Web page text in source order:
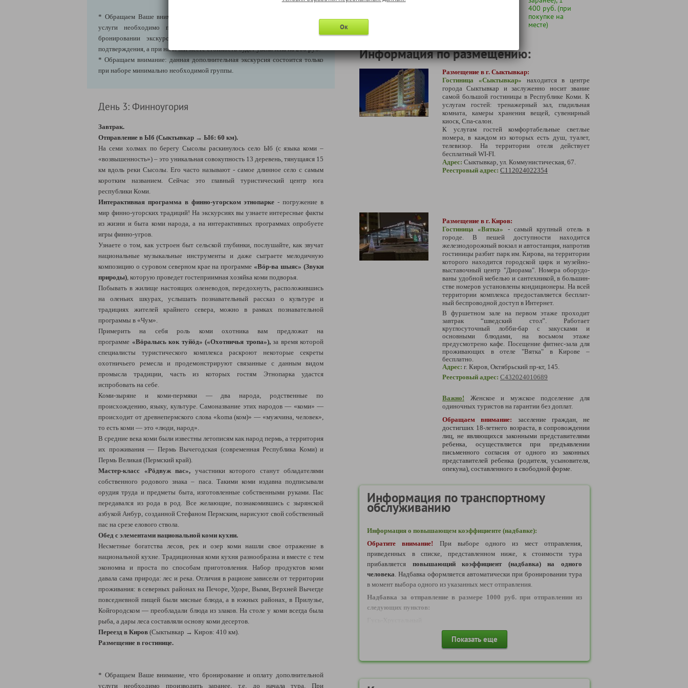
* Обращаем Ваше внимание, что бронирование и оплату дополнительной
услуги необходимо производить заранее, т.е. до начала тура. При
бронировании экскурсии на месте Туроператор не гарантирует её
подтверждения, а при наличии месте стоимость будет увеличена на 200 руб.
* Обращаем внимание: данная дополнительная экскурсия состоится только
при наборе минимально необходимой группы.
День 3: Финноугория
Завтрак.
Отправление в Ыб (Сыктывкар → Ыб: 60 км).
На семи холмах по берегу Сысолы раскинулось село Ыб (с языка коми –
«возвышенность») – это уникальная совокупность 13 деревень, тянущаяся 15
км вдоль реки Сысолы. Его часто называют - самое длинное село с самым
коротким названием. Сейчас это главный туристический центр юга
республики Коми.
Интерактивная программа в финно-угорском этнопарке- погружение в
мир финно-угорских традиций! На экскурсиях вы узнаете интересные факты
из жизни и быта коми народа, а на интерактивных программах опробуете
игры финно-угров.
Узнаете о том, как устроен быт сельской глубинки, послушайте, как звучат
национальные музыкальные инструменты и даже сыграете мелодичную
композицию о суровом северном крае на программе«Вӧр-ва шыяс» (Звуки
природы) , которую проведет гостеприимная хозяйка коми подворья.
Побывать в жилище настоящих оленеводов, передохнуть, расположившись
на оленьих шкурах, услышать познавательный рассказ о культуре и
традициях жителей крайнего севера, можно в рамках познавательной
программы в «Чум».
Примерить на себя роль коми охотника вам предложат на
программе «Вöралысь кок туйöд» («Охотничья тропа»),за время которой
специалисты туристического комплекса раскроют некоторые секреты
охотничьего ремесла и продемонстрируют связанные с данным видом
промысла традиции, часть из которых гостям Этнопарка удастся
испробовать на себе.
Коми-зыряне и коми-пермяки — два народа, родственные по
происхождению, языку, культуре. Самоназвание этих народов — «коми» —
происходит от древнепермского слова «koma (ком)» — «мужчина, человек»,
то есть коми — это «люди, народ».
В средние века коми были известны летописям как народ пермь, а территория
их проживания — Пермь Вычегодская (современная Республика Коми) и
Пермь Великая (Пермский край).
Мастер-класс «Рöдвуж пас», участники которого станут обладателями
собственного родового знака – паса. Такими коми издавна подписывали
орудия труда и предметы быта, изготовленные собственными руками. Пас
передавался из рода в род. Все желающие, познакомившись с зырянской
азбукой Анбур, созданной Стефаном Пермским, нарисуют свой собственный
пас на срезе елового ствола.
Обед с элементами национальной коми кухни.
Несметные богатства лесов, рек и озер коми нашли свое отражение в
национальной кухне. Традиционная коми кухня разнообразна и вместе с тем
экономна и проста по способам приготовления. Набор продуктов коми
давала сама природа: лес и река. Отличия в рационе зависели от территории
проживания: в северных районах на Печоре, Удоре, Выми, Верхней Вычегде
повседневной пищей были мясные блюда, а в южных районах, в Прилузье,
Койгородском — преобладали блюда из злаков. На столе у коми всегда была
рыба, а дары леса составляли основу коми десертов.
Переезд в Киров (Сыктывкар → Киров: 410 км).
Размещение в гостинице.
* Обращаем Ваше внимание, что бронирование и оплату дополнительной
услуги необходимо производить заранее, т.е. до начала тура. При
400 руб. (при
покупке на
месте)
Информация по размещению:
Размещение в г. Сыктывкар:
Гостиница «Сыктывкар»
находится в центре
города Сыктывкар и заслуженно носит звание
самой большой гостиницы в Республике Коми. К
услугам гостей: тренажерный зал, гладильная
комната, камеры хранения вещей, сувенирный
киоск, Спа-салон.
К услугам гостей комфортабельные светлые
номера, в каждом из которых есть душ, туалет,
телевизор. На территории отеля действует
бесплатный WI-FI.
Адрес: Сыктывкар, ул. Коммунистическая, 67.
Реестровый адрес: С112024022354
Размещение в г. Киров:
Гостиница «Вятка» - самый крупный отель в
городе. В пешей доступности находится
железнодорожный вокзал и автостанция, напротив
гостиницы разбит парк им. Кирова, на территории
которого находится городской цирк и музейно-
выставочный центр "Диорама". Но­ме­ра обо­ру­до­
ва­ны удобной ме­бе­лью и сан­тех­ни­кой, в боль­шин­
стве но­ме­ров уста­нов­ле­ны кон­ди­ци­о­не­ры. На всей
тер­ри­то­рии ком­плек­са предо­став­ля­ет­ся бес­плат­
ный бес­про­вод­ной до­ступ в Ин­тер­нет.
В фуршетном зале на первом этаже проходит
завтрак “шведский стол”. Работает
круглосуточный лобби-бар с закусками и
основными блюдами, на восьмом этаже
предусмотрено кафе. Посещение фитнес-зала для
проживающих в отеле "Вятка" в Кирове –
бесплатно.
Адрес: г. Киров, Октябрьский пр-кт, 145.
Реестровый адрес: С432024010689
Важно!
Женское и мужское подселение для
одиночных туристов на гарантии без доплат.
Обращаем внимание:
заселение граждан, не
достигших 18-летнего возраста, в сопровождении
лиц, не являющихся законными представителями
ребенка, осуществляется при предъявлении
письменного согласия от одного из законных
представителей ребенка (родителя, усыновителя,
опекуна), составленного в свободной форме.
Информация по транспортному
обслуживанию
Информация о повышающем коэффициенте (надбавке):
Обратите внимание!
При выборе одного из мест отправления,
приведенных в списке, представленном ниже, к стоимости тура
прибавляется повышающий коэффициент (надбавка) на одного
человека . Надбавка оформляется автоматически при бронировании тура
в момент выбора одного из указанных мест отправления.
Надбавка за отправление в размере 1000 руб. при отправлении из
следующих пунктов:
Надбавка за отправление в размере 1500 руб. при отправлении из
следующих пунктов:
Показать еще
Ок